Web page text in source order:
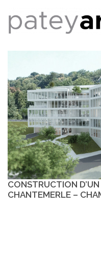
CONSTRUCTION
CHANTEMERLE –